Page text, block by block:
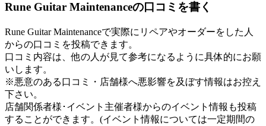
Rune Guitar Maintenanceの口コミを書く
Rune Guitar Maintenanceで実際にリペアやオーダーをした人
からの口コミを投稿できます。
口コミ内容は、他の人が見て参考になるように具体的にお願
いします。
※悪意のある口コミ・店舗様へ悪影響を及ぼす情報はお控え
下さい。
店舗関係者様･イベント主催者様からのイベント情報も投稿
することができます。 (イベント情報については一定期間の